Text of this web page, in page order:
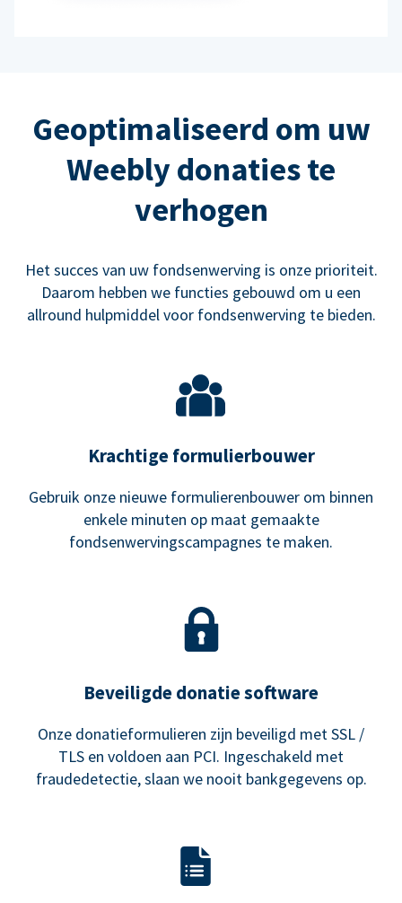
Geoptimaliseerd om uw
Weebly donaties te
verhogen
Het succes van uw fondsenwerving is onze prioriteit.
Daarom hebben we functies gebouwd om u een
allround hulpmiddel voor fondsenwerving te bieden.
Krachtige formulierbouwer
Gebruik onze nieuwe formulierenbouwer om binnen
enkele minuten op maat gemaakte
fondsenwervingscampagnes te maken.
Beveiligde donatie software
Onze donatieformulieren zijn beveiligd met SSL /
TLS en voldoen aan PCI. Ingeschakeld met
fraudedetectie, slaan we nooit bankgegevens op.